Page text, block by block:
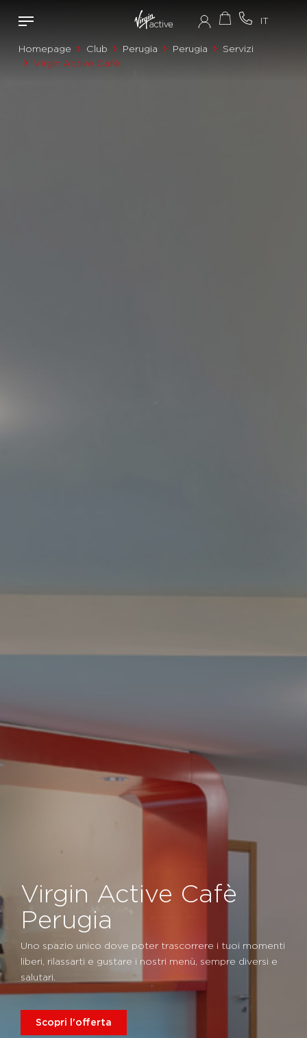
Homepage Club Perugia Perugia
Servizi
Virgin Active Cafè
Virgin Active Cafè
Perugia
Uno spazio unico dove poter trascorrere i tuoi momenti
liberi, rilassarti e gustare i nostri menù, sempre diversi e
salutari.
Scopri l'offerta